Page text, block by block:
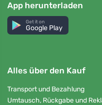
App herunterladen
Get it on
Google Play
Alles über den Kauf
Transport und Bezahlung
Umtausch, Rückgabe und